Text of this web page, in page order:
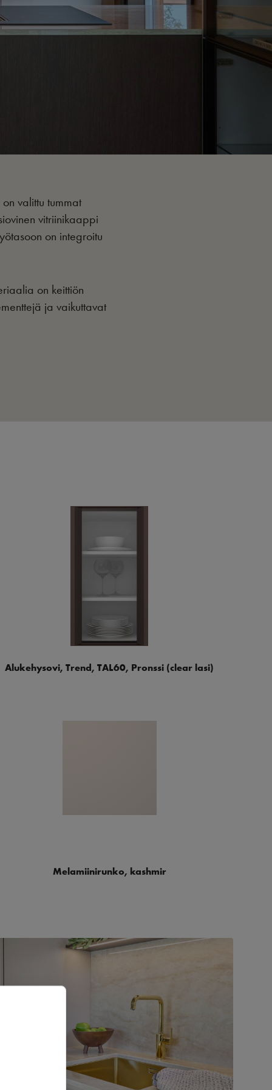
valittu tummat
vitriinikaappi
on integroitu
on keittiön
ja vaikuttavat
Alukehysovi, Trend, TAL60, Pronssi (clear lasi)
Melamiinirunko, kashmir